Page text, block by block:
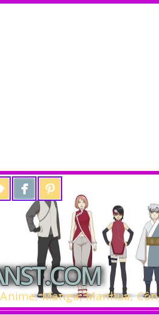
Manga, Manhua,